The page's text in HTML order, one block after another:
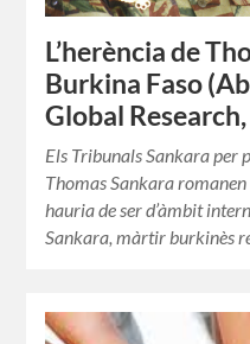
L’herència de
Burkina Faso
Global
Els Tribunals Sankara per
Thomas Sankara
hauria de ser d’àmbit
Sankara, màrtir burkinès